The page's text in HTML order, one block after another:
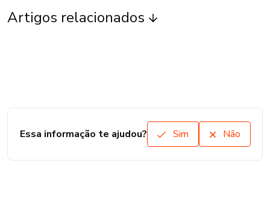
Artigos relacionados
Essa informação te ajudou? Sim Não